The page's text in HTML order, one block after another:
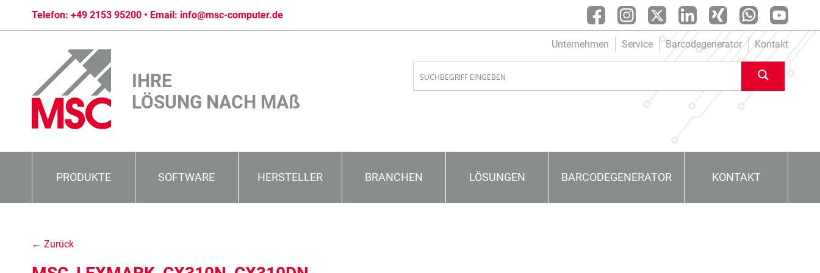
Telefon: +49 2153 95200 • Email: info@msc-computer.de
Unternehmen Service Barcodegenerator Kontakt
IHRE
LÖSUNG NACH MAß
PRODUKTE SOFTWARE HERSTELLER BRANCHEN LÖSUNGEN BARCODEGENERATOR KONTAKT
← Zurück